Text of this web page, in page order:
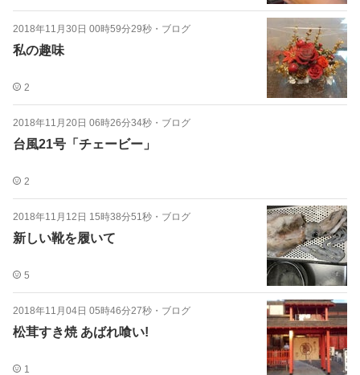
2018年11月30日 00時59分29秒 ・ ブログ
私の趣味
2
2018年11月20日 06時26分34秒 ・ ブログ
台風21号「チェービー」
2
2018年11月12日 15時38分51秒 ・ ブログ
新しい靴を履いて
5
2018年11月04日 05時46分27秒 ・ ブログ
松茸すき焼 あばれ喰い!
1